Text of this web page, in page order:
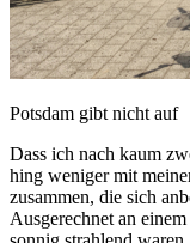
Potsdam gibt nicht auf
Dass ich nach kaum
hing weniger mit
zusammen, die sich
Ausgerechnet an